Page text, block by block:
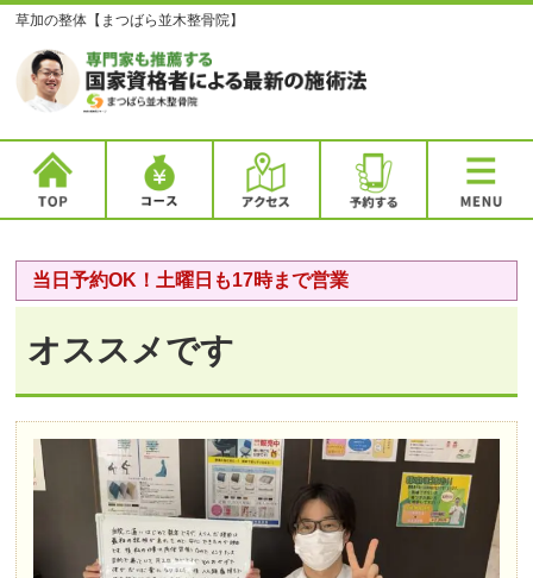
草加の整体【まつばら並木整骨院】
当日予約OK！土曜日も17時まで営業
オススメです